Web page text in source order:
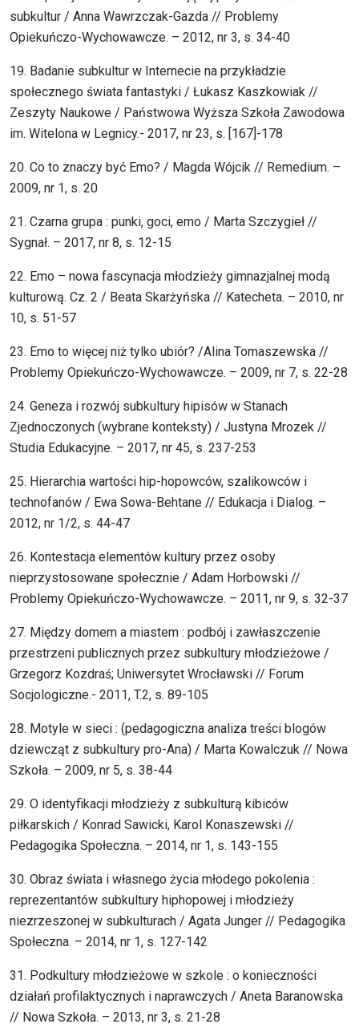
subkultur / Anna Wawrzczak-Gazda // Problemy
Opiekuńczo-Wychowawcze. – 2012, nr 3, s. 34-40
19. Badanie subkultur w Internecie na przykładzie
społecznego świata fantastyki / Łukasz Kaszkowiak //
Zeszyty Naukowe / Państwowa Wyższa Szkoła Zawodowa
im. Witelona w Legnicy.- 2017, nr 23, s. [167]-178
20. Co to znaczy być Emo? / Magda Wójcik // Remedium. –
2009, nr 1, s. 20
21. Czarna grupa : punki, goci, emo / Marta Szczygieł //
Sygnał. – 2017, nr 8, s. 12-15
22. Emo – nowa fascynacja młodzieży gimnazjalnej modą
kulturową. Cz. 2 / Beata Skarżyńska // Katecheta. – 2010, nr
10, s. 51-57
23. Emo to więcej niż tylko ubiór? /Alina Tomaszewska //
Problemy Opiekuńczo-Wychowawcze. – 2009, nr 7, s. 22-28
24. Geneza i rozwój subkultury hipisów w Stanach
Zjednoczonych (wybrane konteksty) / Justyna Mrozek //
Studia Edukacyjne. – 2017, nr 45, s. 237-253
25. Hierarchia wartości hip-hopowców, szalikowców i
technofanów / Ewa Sowa-Behtane // Edukacja i Dialog. –
2012, nr 1/2, s. 44-47
26. Kontestacja elementów kultury przez osoby
nieprzystosowane społecznie / Adam Horbowski //
Problemy Opiekuńczo-Wychowawcze. – 2011, nr 9, s. 32-37
27. Między domem a miastem : podbój i zawłaszczenie
przestrzeni publicznych przez subkultury młodzieżowe /
Grzegorz Kozdraś; Uniwersytet Wrocławski // Forum
Socjologiczne.- 2011, T.2, s. 89-105
28. Motyle w sieci : (pedagogiczna analiza treści blogów
dziewcząt z subkultury pro-Ana) / Marta Kowalczuk // Nowa
Szkoła. – 2009, nr 5, s. 38-44
29. O identyfikacji młodzieży z subkulturą kibiców
piłkarskich / Konrad Sawicki, Karol Konaszewski //
Pedagogika Społeczna. – 2014, nr 1, s. 143-155
30. Obraz świata i własnego życia młodego pokolenia :
reprezentantów subkultury hiphopowej i młodzieży
niezrzeszonej w subkulturach / Agata Junger // Pedagogika
Społeczna. – 2014, nr 1, s. 127-142
31. Podkultury młodzieżowe w szkole : o konieczności
działań profilaktycznych i naprawczych / Aneta Baranowska
// Nowa Szkoła. – 2013, nr 3, s. 21-28